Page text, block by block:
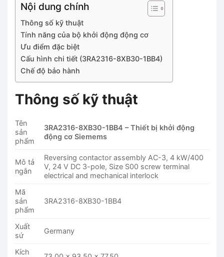
Nội dung chính
Thông số kỹ thuật
Tính năng của bộ khởi động động cơ
Ưu điểm đặc biệt
Cấu hình chi tiết (3RA2316-8XB30-1BB4)
Chế độ bảo hành
Thông số kỹ thuật
Tên
sản
phẩm
3RA2316-8XB30-1BB4 – Thiết bị khởi động
động cơ Siemems
Mô tả
ngắn
Reversing contactor assembly AC-3, 4 kW/400
V, 24 V DC 3-pole, Size S00 screw terminal
electrical and mechanical interlock
Mã
sản
phẩm
3RA2316-8XB30-1BB4
Xuất
sứ
Germany
Kích